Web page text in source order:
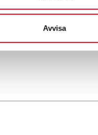
Avvisa